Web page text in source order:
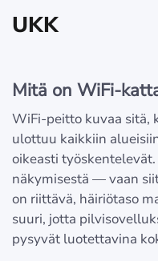
UKK
Mitä on WiFi-
WiFi-peitto kuvaa sitä,
ulottuu kaikkiin
oikeasti
näkymisestä — vaan
on riittävä, häiriötaso
suuri, jotta
pysyvät luotettavina